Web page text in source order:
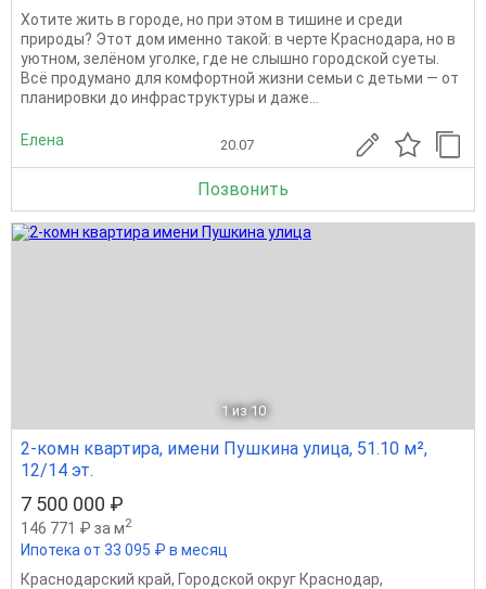
Хотите жить в городе, но при этом в тишине и среди
природы? Этот дом именно такой: в черте Краснодара, но в
уютном, зелёном уголке, где не слышно городской суеты.
Всё продумано для комфортной жизни семьи с детьми — от
планировки до инфраструктуры и даже...
Елена 20.07
Позвонить
1 из 10
2-комн квартира, имени Пушкина улица, 51.10 м²,
12/14 эт.
7 500 000 ₽
146 771 ₽ за м2
Ипотека от 33 095 ₽ в месяц
Краснодарский край, Городской округ Краснодар,